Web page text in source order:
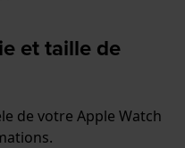
et taille de
de votre Apple Watch